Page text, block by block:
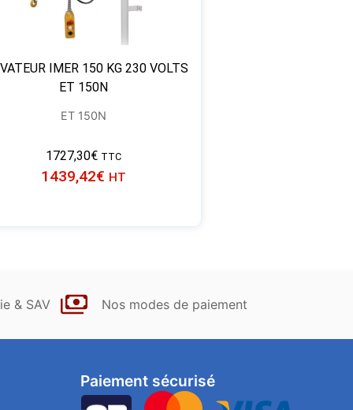
IMER 150 KG 230 VOLTS
ET 150N
ET 150N
1727,30€ TTC
1439,42€ HT
& SAV Nos modes de paiement
Paiement sécurisé